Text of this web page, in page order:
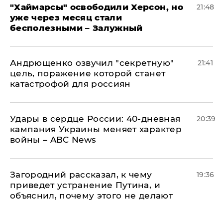
"Хаймарсы" освободили Херсон, но
уже через месяц стали
бесполезными – Залужный
21:48
Андрющенко озвучил "секретную"
цель, поражение которой станет
катастрофой для россиян
21:41
Удары в сердце России: 40-дневная
кампания Украины меняет характер
войны – ABC News
20:39
Загородний рассказал, к чему
приведет устранение Путина, и
объяснил, почему этого не делают
19:36